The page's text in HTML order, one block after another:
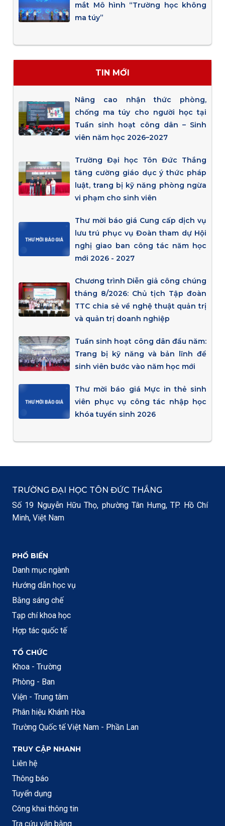
mắt Mô hình “Trường học không
ma túy”
TIN MỚI
Nâng cao nhận thức phòng,
chống ma túy cho người học tại
Tuần sinh hoạt công dân – Sinh
viên năm học 2026–2027
Trường Đại học Tôn Đức Thắng
tăng cường giáo dục ý thức pháp
luật, trang bị kỹ năng phòng ngừa
vi phạm cho sinh viên
Thư mời báo giá Cung cấp dịch vụ
lưu trú phục vụ Đoàn tham dự Hội
nghị giao ban công tác năm học
mới 2026 - 2027
Chương trình Diễn giả công chúng
tháng 8/2026: Chủ tịch Tập đoàn
TTC chia sẻ về nghệ thuật quản trị
và quản trị doanh nghiệp
Tuần sinh hoạt công dân đầu năm:
Trang bị kỹ năng và bản lĩnh để
sinh viên bước vào năm học mới
Thư mời báo giá Mực in thẻ sinh
viên phục vụ công tác nhập học
khóa tuyển sinh 2026
TRƯỜNG ĐẠI HỌC TÔN ĐỨC THẮNG
Số 19 Nguyễn Hữu Thọ, phường Tân Hưng, TP. Hồ Chí
Minh, Việt Nam
PHỔ BIẾN
Danh mục ngành
Hướng dẫn học vụ
Bằng sáng chế
Tạp chí khoa học
Hợp tác quốc tế
TỔ CHỨC
Khoa - Trường
Phòng - Ban
Viện - Trung tâm
Phân hiệu Khánh Hòa
Trường Quốc tế Việt Nam - Phần Lan
TRUY CẬP NHANH
Liên hệ
Thông báo
Tuyển dụng
Công khai thông tin
Tra cứu văn bằng